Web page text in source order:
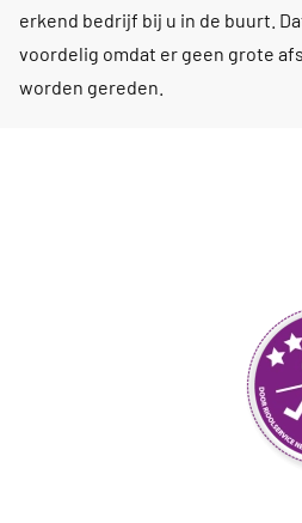
erkend bedrijf bij u in de buurt.
voordelig omdat er geen grote
worden gereden.